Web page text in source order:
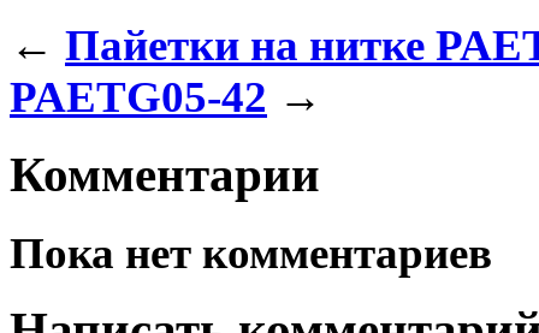
← Пайетки на нитке
PAETG05-42 →
Комментарии
Пока нет комментариев